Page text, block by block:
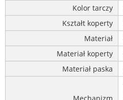
Kolor tarczy
Kształt koperty
Materiał
Materiał koperty
Materiał paska